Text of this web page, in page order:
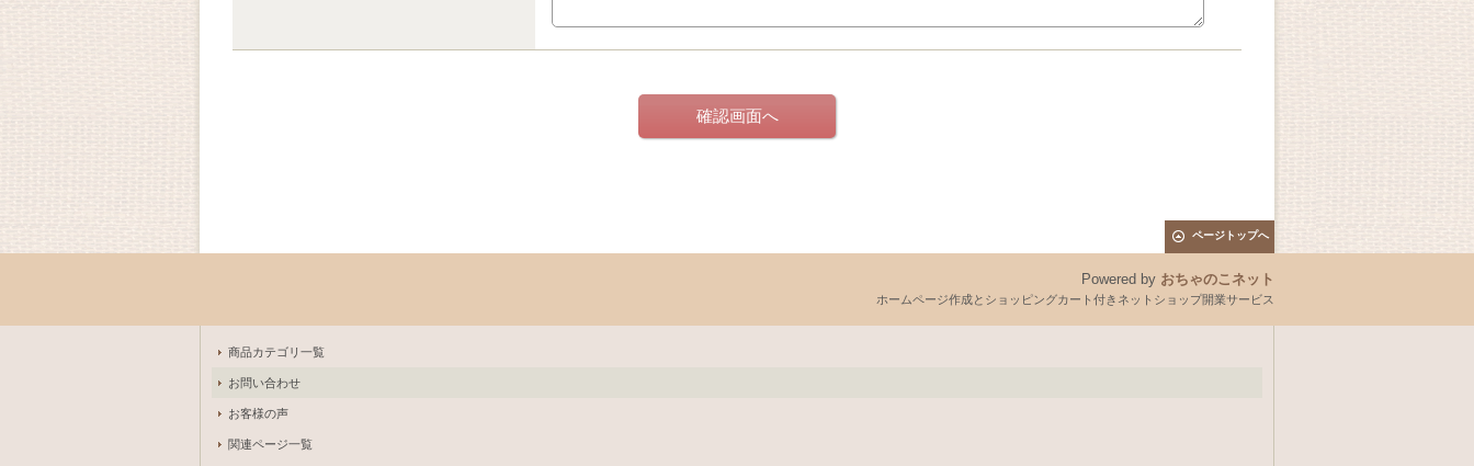
ページトップへ
Powered by おちゃのこネット
ホームページ作成とショッピングカート付きネットショップ開業サービス
商品カテゴリ一覧
お問い合わせ
お客様の声
関連ページ一覧